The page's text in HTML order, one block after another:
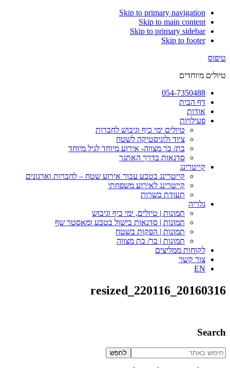
Skip to primary navigation
Skip to main content
Skip to primary sidebar
Skip to footer
טיפוס
טיולים מיוחדים‎
054-7350488
דף הבית
אודות
פעילויות
טיולים ימי כיף וגיבוש לחברות
ציוד ולוגיסטיקה לשטח
בת/ בר מצווה- אירוע מיוחד לגיל מיוחד
סדנאות בדרך האתגר
קייטרינג
קייטרינג בטבע עבור אירוע שטח – לחברות וארגונים
קייטרינג לאירוע משפחתי
תעודת כשרות
גלריה
תמונות | טיולים, ימי כיף וגיבוש
תמונות | סדנאות בישול בטבע ומאסטר שף
תמונות | הפקות בשטח
תמונות | בר/ בת מצווה
לקוחות ממליצים
צור קשר
EN
20160316_220116_resized
סרגל
צדדי
ראשי
Search
חיפוש
באתר